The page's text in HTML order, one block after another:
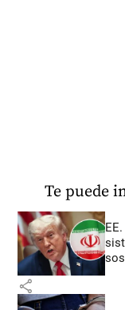
Te puede
share